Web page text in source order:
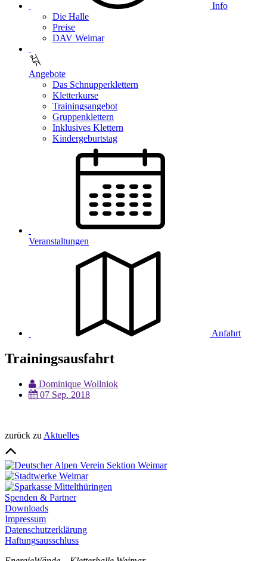
Info
Die Halle
Preise
DAV Weimar
Angebote
Das Schnupperklettern
Kletterkurse
Trainingsangebot
Gruppenklettern
Inklusives Klettern
Kindergeburtstag
Veranstaltungen
Anfahrt
Trainingsausfahrt
Dominique Wollniok
07 Sep. 2018
zurück zu Aktuelles
Spenden & Partner
Downloads
Impressum
Datenschutzerklärung
Haftungsausschluss